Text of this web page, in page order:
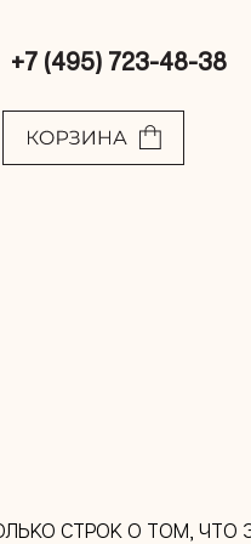
+7 (495) 723-48-38
СТРОК О ТОМ, ЧТО